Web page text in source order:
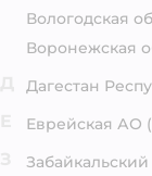
Вологодская
Воронежская
Дагестан
Еврейская АО